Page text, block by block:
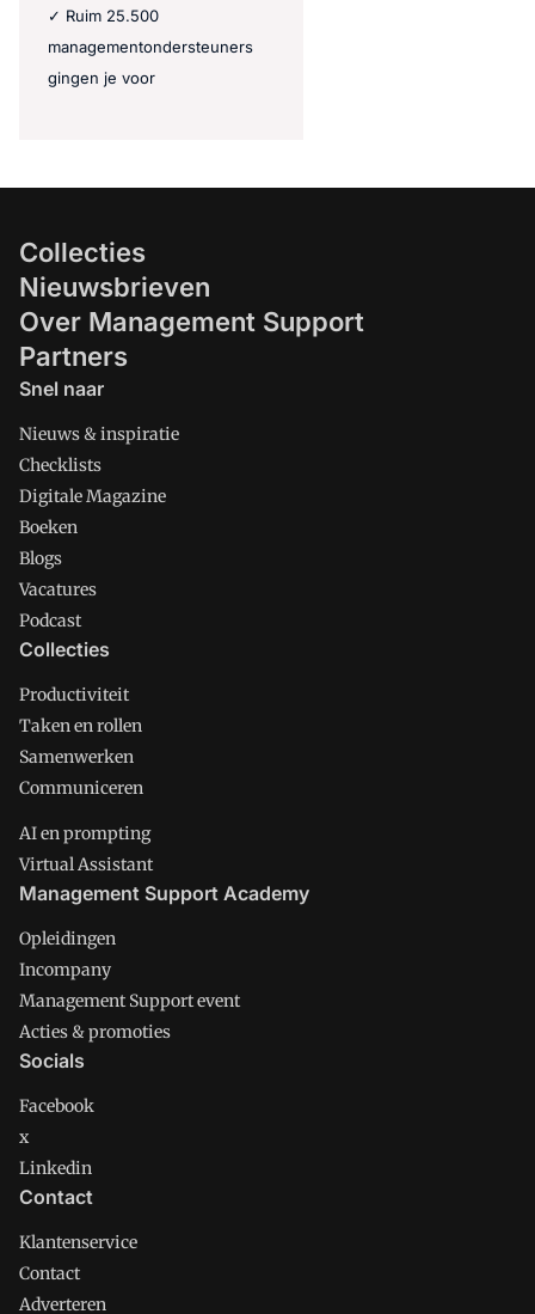
✓ Ruim 25.500
managementondersteuners
gingen je voor
Collecties
Nieuwsbrieven
Over Management Support
Partners
Snel naar
Nieuws & inspiratie
Checklists
Digitale Magazine
Boeken
Blogs
Vacatures
Podcast
Collecties
Productiviteit
Taken en rollen
Samenwerken
Communiceren
AI en prompting
Virtual Assistant
Management Support Academy
Opleidingen
Incompany
Management Support event
Acties & promoties
Socials
Facebook
x
Linkedin
Contact
Klantenservice
Contact
Adverteren